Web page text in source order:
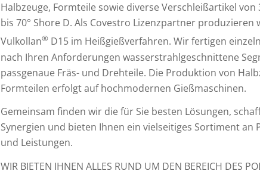
Halbzeuge, Formteile sowie diverse Verschleißartikel von
bis 70° Shore D. Als Covestro Lizenzpartner produzieren
Vulkollan® D15 im Heißgießverfahren. Wir fertigen
nach Ihren Anforderungen wasserstrahlgeschnittene
passgenaue Fräs- und Drehteile. Die Produktion von
Formteilen erfolgt auf hochmodernen Gießmaschinen.
Gemeinsam finden wir die für Sie besten Lösungen,
Synergien und bieten Ihnen ein vielseitiges Sortiment an
und Leistungen.
WIR BIETEN IHNEN ALLES RUND UM DEN BEREICH DES